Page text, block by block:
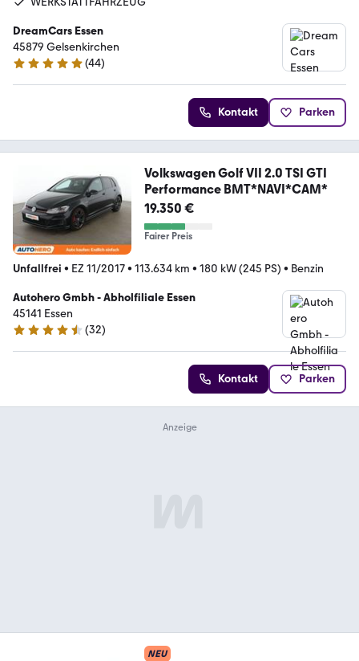
DreamCars Essen
45879 Gelsenkirchen
4.9 Sterne
(44)
Kontakt Parken
Volkswagen Golf VII 2.0 TSI GTI
Performance BMT*NAVI*CAM*
19.350 €
Fairer Preis
Unfallfrei • EZ 11/2017• 113.634 km • 180 kW (245 PS) • Benzin
Autohero Gmbh - Abholfiliale Essen
45141 Essen
4.7 Sterne
(32)
Kontakt Parken
NEU